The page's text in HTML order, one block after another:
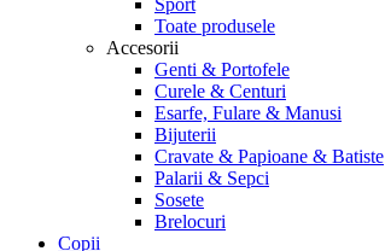
Sport
Toate produsele
Accesorii
Genti & Portofele
Curele & Centuri
Esarfe, Fulare & Manusi
Bijuterii
Cravate & Papioane & Batiste
Palarii & Sepci
Sosete
Brelocuri
Copii